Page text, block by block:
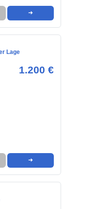
➜
Lage
1.200 €
➜